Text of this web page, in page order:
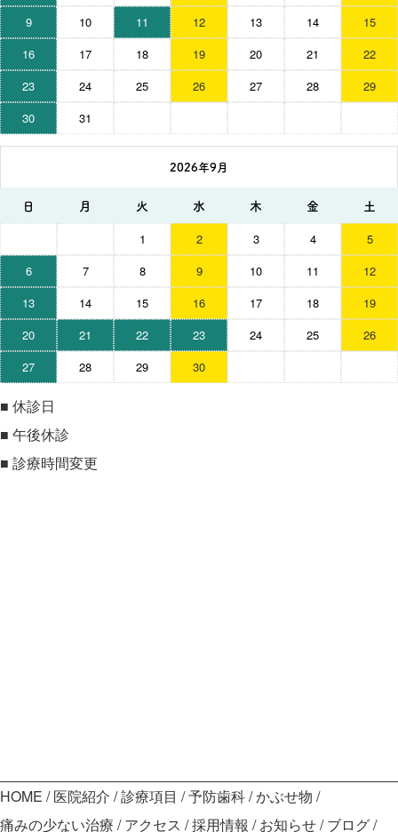
9
10 11 12 13 14
15
16
17 18 19 20 21
22
23
24 25 26 27 28
29
30
31
2026年9月
日 月 火 水 木 金 土
1 2 3 4
5
6
7 8 9 10 11
12
13
14 15 16 17 18
19
20
21 22 23 24 25
26
27
28 29 30
■ 休診日
■ 午後休診
■ 診療時間変更
HOME 医院紹介 診療項目 予防歯科 かぶせ物
痛みの少ない治療
アクセス 採用情報 お知らせ ブログ